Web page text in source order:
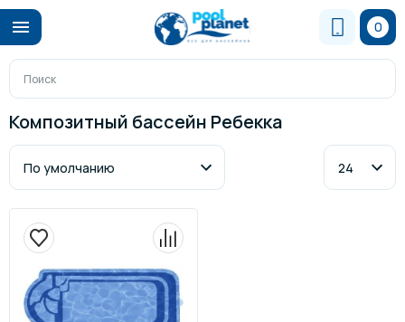
0
Композитный бассейн Ребекка